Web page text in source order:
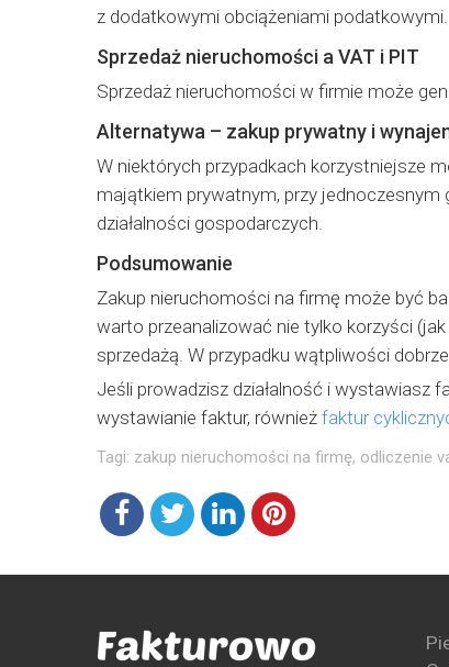
z dodatkowymi obciążeniami podatkowymi.
Sprzedaż nieruchomości a VAT i PIT
Sprzedaż nieruchomości w firmie może
Alternatywa – zakup prywatny i
W niektórych przypadkach korzystniejsze
majątkiem prywatnym, przy jednoczesnym
działalności gospodarczych.
Podsumowanie
Zakup nieruchomości na firmę może być
warto przeanalizować nie tylko korzyści
sprzedażą. W przypadku wątpliwości
Jeśli prowadzisz działalność i wystawiasz
wystawianie faktur, również faktur
Tagi: zakup nieruchomości na firmę, odliczenie